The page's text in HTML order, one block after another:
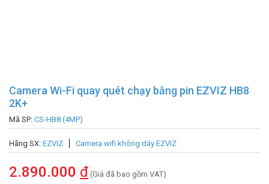
Camera Wi-Fi quay quét chạy bằng pin EZVIZ HB8
2K+
Mã SP: CS-HB8 (4MP)
Hãng SX: EZVIZ Camera wifi không dây EZVIZ
2.890.000 đ (Giá đã bao gồm VAT)